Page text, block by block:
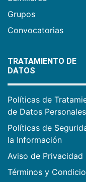
Grupos
Convocatorias
TRATAMIENTO DE
DATOS
Políticas de
de Datos Personales
Políticas de
la Información
Aviso de Privacidad
Términos y